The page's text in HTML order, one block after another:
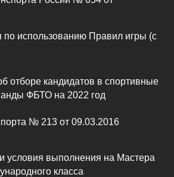
по использованию Правил игры (с
отборе кандидатов в спортивные
ФБТО на 2022 год
№ 213 от 09.03.2016
условия выполнения на Мастера
класса